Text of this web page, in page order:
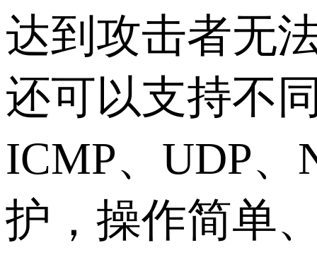
达到攻击者无
还可以支持不
ICMP、UDP、
护，操作简单